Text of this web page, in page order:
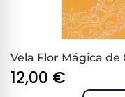
Vela Flor Mágica de
12,00 €